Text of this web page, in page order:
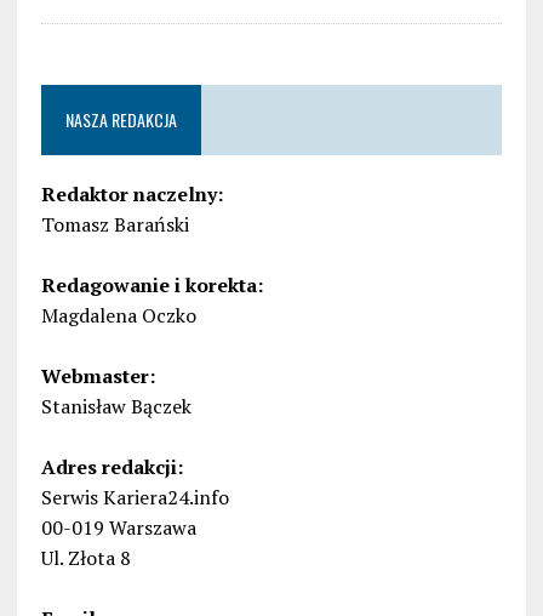
NASZA REDAKCJA
Redaktor naczelny:
Tomasz Barański
Redagowanie i korekta:
Magdalena Oczko
Webmaster:
Stanisław Bączek
Adres redakcji:
Serwis Kariera24.info
00-019 Warszawa
Ul. Złota 8